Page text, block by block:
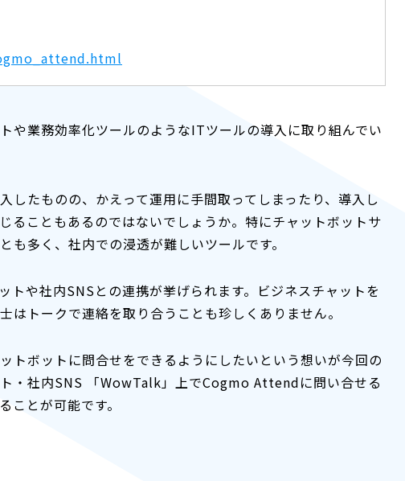
や業務効率化ツールのようなITツールの導入に取り組んでい
したものの、かえって運用に手間取ってしまったり、導入し
ることもあるのではないでしょうか。特にチャットボットサ
多く、社内での浸透が難しいツールです。
トや社内SNSとの連携が挙げられます。ビジネスチャットを
トークで連絡を取り合うことも珍しくありません。
トボットに問合せをできるようにしたいという想いが今回の
・社内SNS 「WowTalk」上でCogmo Attendに問い合せる
ことが可能です。